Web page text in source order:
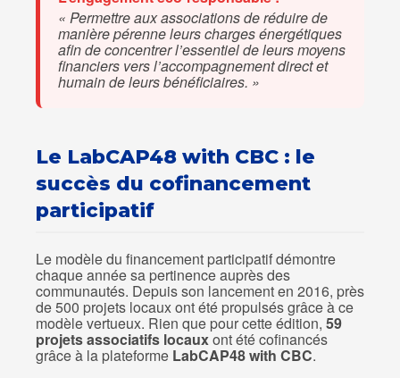
« Permettre aux associations de réduire de
manière pérenne leurs charges énergétiques
afin de concentrer l’essentiel de leurs moyens
financiers vers l’accompagnement direct et
humain de leurs bénéficiaires. »
Le LabCAP48 with CBC : le
succès du cofinancement
participatif
Le modèle du financement participatif démontre
chaque année sa pertinence auprès des
communautés. Depuis son lancement en 2016, près
de 500 projets locaux ont été propulsés grâce à ce
modèle vertueux. Rien que pour cette édition, 59
projets associatifs locauxont été cofinancés
grâce à la plateforme LabCAP48 with CBC.